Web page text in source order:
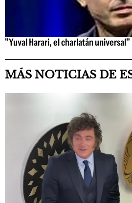
"Yuval Harari, el charlatán universal"
MÁS NOTICIAS DE